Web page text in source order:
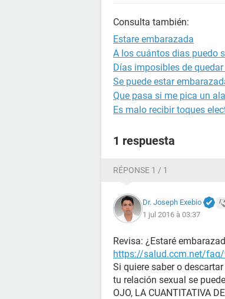
Consulta también:
Estare embarazada
A los cuántos dias puedo
Días imposibles de
Se puede estar
Que pasa si me pica un
Es malo recibir toques
1 respuesta
RÉPONSE 1 / 1
Dr. Joseph Exebio
1 jul 2016 à 03:37
Revisa: ¿Estaré
https://salud.ccm.net/faq/
Si quiere saber o
tu relación sexual se
OJO, LA CUANTITATIVA